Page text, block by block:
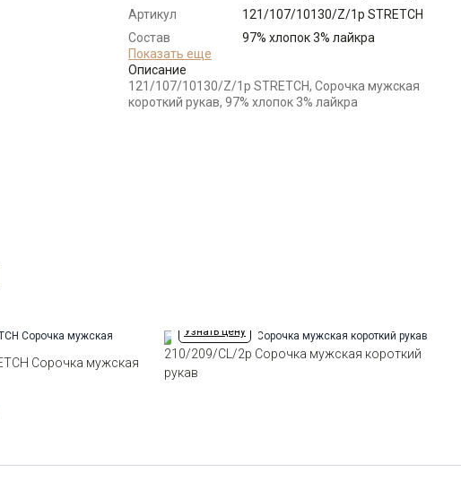
Выбрать размерный ряд
Артикул
121/107/10130/Z/1p STRETCH
Состав
сырья
97% хлопок 3% лайкра
Бренд
Модель
Зауженная
Показать еще
Описание
121/107/10130/Z/1p STRETCH, Сорочка мужская
короткий рукав, 97% хлопок 3% лайкра
Сорочка мужская
Узнать цену
210/209/CL/2p Сорочка мужская короткий
рукав